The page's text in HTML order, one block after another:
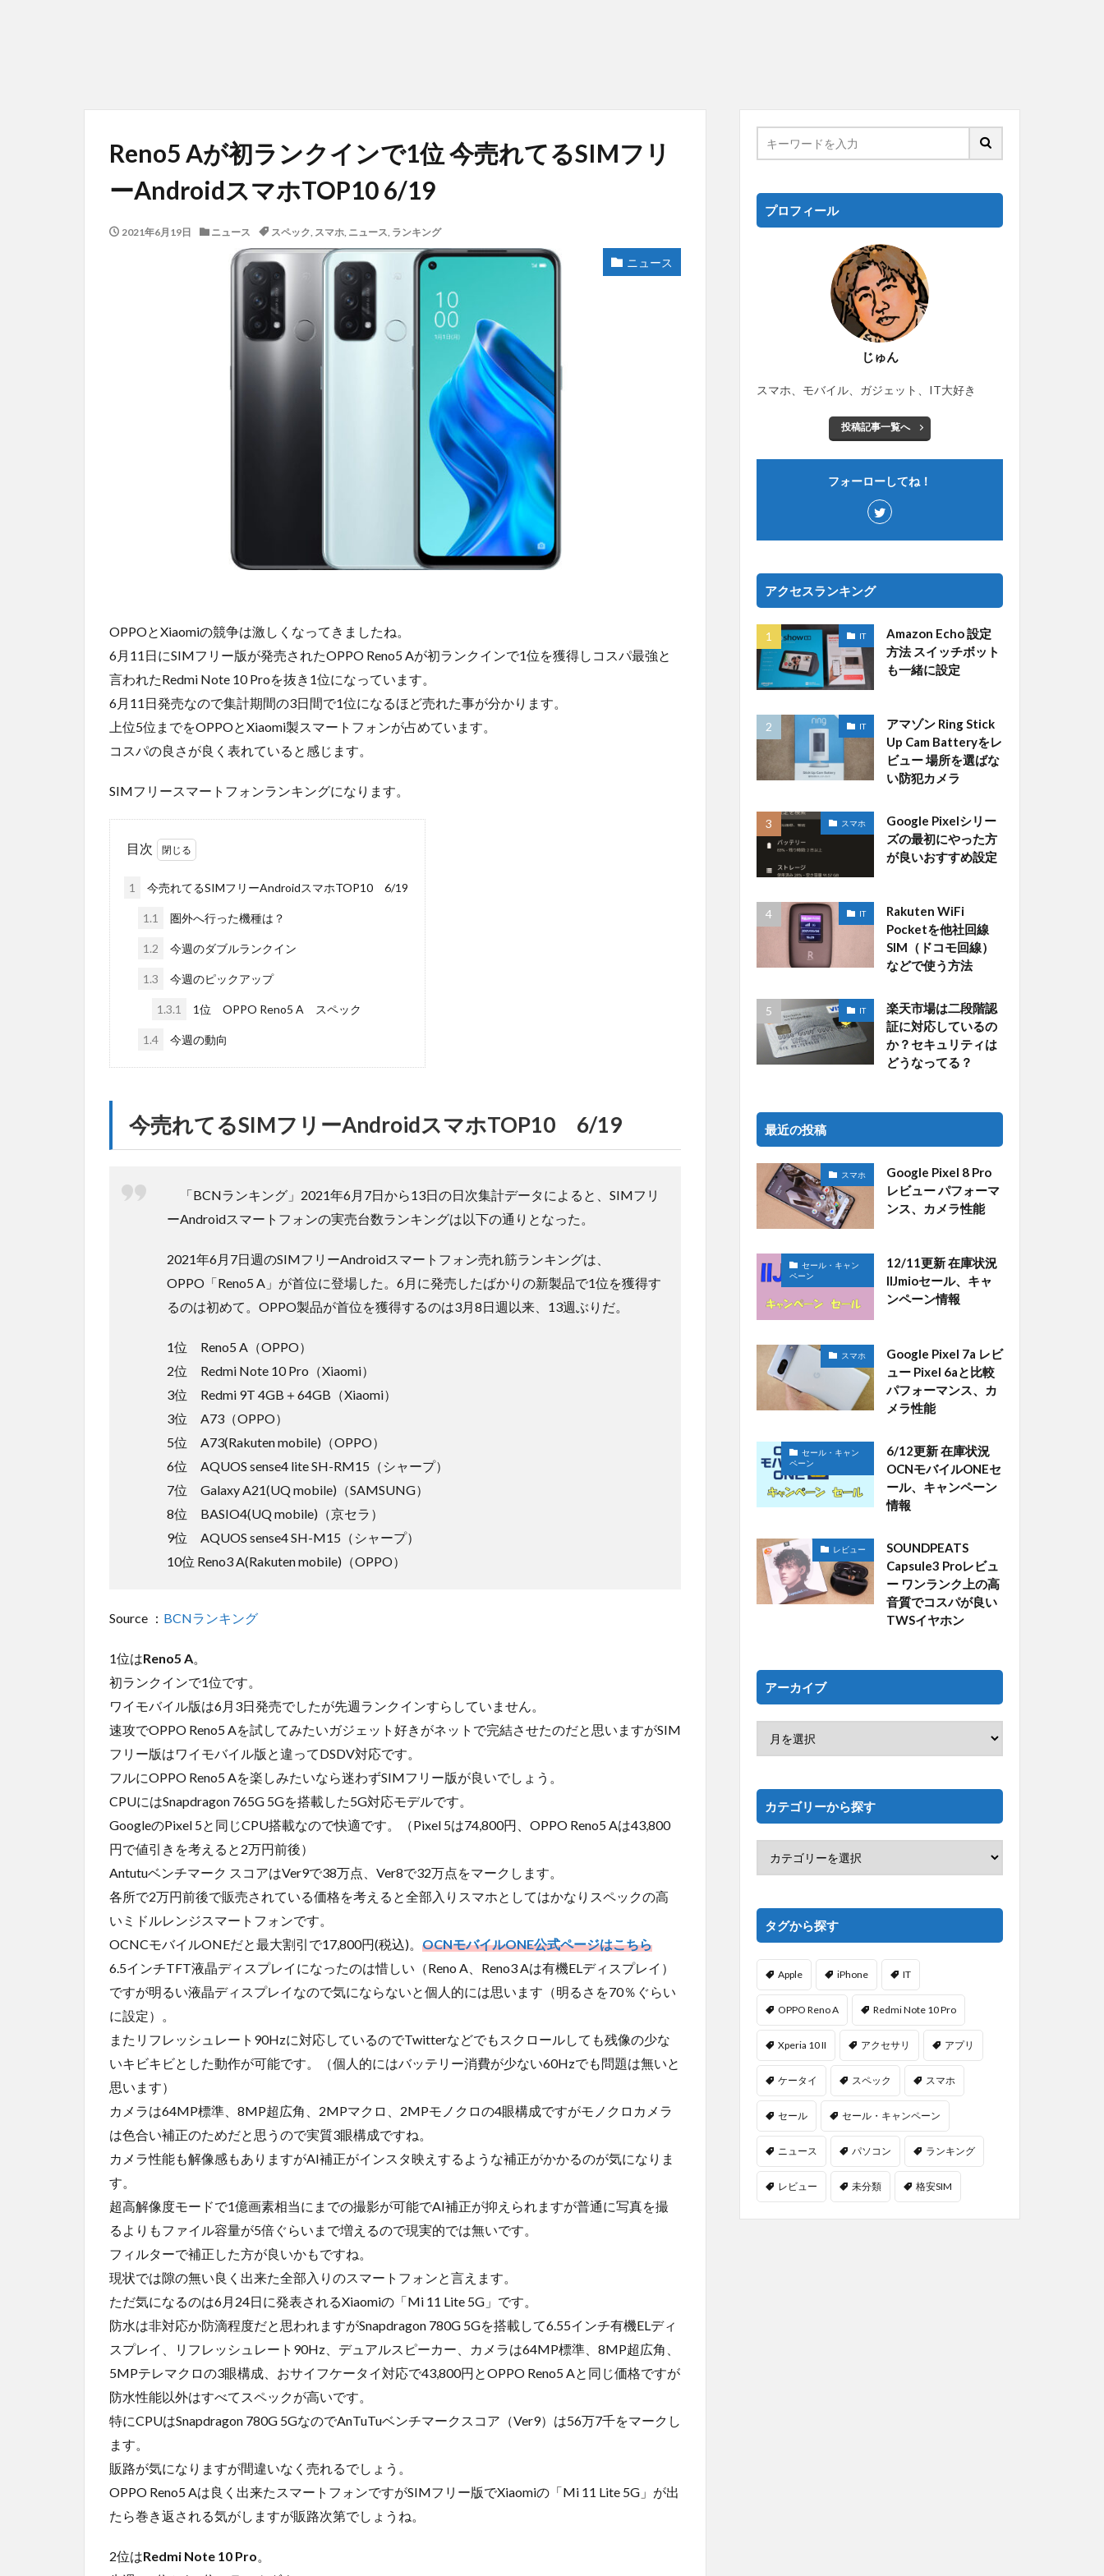
Reno5 Aが初ランクインで1位 今売れてるSIMフリ
ーAndroidスマホTOP10 6/19
2021年6月19日 ニュース スペック, スマホ, ニュース, ランキング
ニュース
OPPOとXiaomiの競争は激しくなってきましたね。
6月11日にSIMフリー版が発売されたOPPO Reno5 Aが初ランクインで1位を獲得しコスパ最強と
言われたRedmi Note 10 Proを抜き1位になっています。
6月11日発売なので集計期間の3日間で1位になるほど売れた事が分かります。
上位5位までをOPPOとXiaomi製スマートフォンが占めています。
コスパの良さが良く表れていると感じます。
SIMフリースマートフォンランキングになります。
目次
1 今売れてるSIMフリーAndroidスマホTOP10 6/19
1.1 圏外へ行った機種は？
1.2 今週のダブルランクイン
1.3 今週のピックアップ
1.3.1 1位 OPPO Reno5 A スペック
1.4 今週の動向
今売れてるSIMフリーAndroidスマホTOP10 6/19
「BCNランキング」2021年6月7日から13日の日次集計データによると、SIMフリ
ーAndroidスマートフォンの実売台数ランキングは以下の通りとなった。
2021年6月7日週のSIMフリーAndroidスマートフォン売れ筋ランキングは、
OPPO「Reno5 A」が首位に登場した。6月に発売したばかりの新製品で1位を獲得す
るのは初めて。OPPO製品が首位を獲得するのは3月8日週以来、13週ぶりだ。
1位 Reno5 A（OPPO）
2位 Redmi Note 10 Pro（Xiaomi）
3位 Redmi 9T 4GB＋64GB（Xiaomi）
3位 A73（OPPO）
5位 A73(Rakuten mobile)（OPPO）
6位 AQUOS sense4 lite SH-RM15（シャープ）
7位 Galaxy A21(UQ mobile)（SAMSUNG）
8位 BASIO4(UQ mobile)（京セラ）
9位 AQUOS sense4 SH-M15（シャープ）
10位 Reno3 A(Rakuten mobile)（OPPO）
Source ： BCNランキング
1位はReno5 A
初ランクインで1位です。
ワイモバイル版は6月3日発売でしたが先週ランクインすらしていません。
速攻でOPPO Reno5 Aを試してみたいガジェット好きがネットで完結させたのだと思いますがSIM
フリー版はワイモバイル版と違ってDSDV対応です。
フルにOPPO Reno5 Aを楽しみたいなら迷わずSIMフリー版が良いでしょう。
CPUにはSnapdragon 765G 5Gを搭載した5G対応モデルです。
GoogleのPixel 5と同じCPU搭載なので快適です。（Pixel 5は74,800円、OPPO Reno5 Aは43,800
円で値引きを考えると2万円前後）
Antutuベンチマーク スコアはVer9で38万点、Ver8で32万点をマークします。
各所で2万円前後で販売されている価格を考えると全部入りスマホとしてはかなりスペックの高
いミドルレンジスマートフォンです。
OCNCモバイルONEだと最大割引で17,800円(税込)。 OCNモバイルONE公式ページはこちら
6.5インチTFT液晶ディスプレイになったのは惜しい（Reno A、Reno3 Aは有機ELディスプレイ）
ですが明るい液晶ディスプレイなので気にならないと個人的には思います（明るさを70％ぐらい
に設定）。
またリフレッシュレート90Hzに対応しているのでTwitterなどでもスクロールしても残像の少な
いキビキビとした動作が可能です。（個人的にはバッテリー消費が少ない60Hzでも問題は無いと
思います）
カメラは64MP標準、8MP超広角、2MPマクロ、2MPモノクロの4眼構成ですがモノクロカメラ
は色合い補正のためだと思うので実質3眼構成ですね。
カメラ性能も解像感もありますがAI補正がインスタ映えするような補正がかかるのが気になりま
す。
超高解像度モードで1億画素相当にまでの撮影が可能でAI補正が抑えられますが普通に写真を撮
るよりもファイル容量が5倍ぐらいまで増えるので現実的では無いです。
フィルターで補正した方が良いかもですね。
現状では隙の無い良く出来た全部入りのスマートフォンと言えます。
ただ気になるのは6月24日に発表されるXiaomiの「Mi 11 Lite 5G」です。
防水は非対応か防滴程度だと思われますがSnapdragon 780G 5Gを搭載して6.55インチ有機ELディ
スプレイ、リフレッシュレート90Hz、デュアルスピーカー、カメラは64MP標準、8MP超広角、
5MPテレマクロの3眼構成、おサイフケータイ対応で43,800円とOPPO Reno5 Aと同じ価格ですが
防水性能以外はすべてスペックが高いです。
特にCPUはSnapdragon 780G 5GなのでAnTuTuベンチマークスコア（Ver9）は56万7千をマークし
ます。
販路が気になりますが間違いなく売れるでしょう。
OPPO Reno5 Aは良く出来たスマートフォンですがSIMフリー版でXiaomiの「Mi 11 Lite 5G」が出
たら巻き返される気がしますが販路次第でしょうね。
2位はRedmi Note 10 Pro
プロフィール
じゅん
スマホ、モバイル、ガジェット、IT大好き
投稿記事一覧へ
フォーローしてね！
アクセスランキング
IT
Amazon Echo 設定
方法 スイッチボット
も一緒に設定
IT
アマゾン Ring Stick
Up Cam Batteryをレ
ビュー 場所を選ばな
い防犯カメラ
スマホ
Google Pixelシリー
ズの最初にやった方
が良いおすすめ設定
IT
Rakuten WiFi
Pocketを他社回線
SIM（ドコモ回線）
などで使う方法
IT
楽天市場は二段階認
証に対応しているの
か？セキュリティは
どうなってる？
最近の投稿
スマホ
Google Pixel 8 Pro
レビュー パフォーマ
ンス、カメラ性能
セール・キャン
ペーン
12/11更新 在庫状況
IIJmioセール、キャ
ンペーン情報
スマホ
Google Pixel 7a レビ
ュー Pixel 6aと比較
パフォーマンス、カ
メラ性能
セール・キャン
ペーン
6/12更新 在庫状況
OCNモバイルONEセ
ール、キャンペーン
情報
レビュー
SOUNDPEATS
Capsule3 Proレビュ
ー ワンランク上の高
音質でコスパが良い
TWSイヤホン
アーカイブ
カテゴリーから探す
タグから探す
Apple iPhone IT
OPPO Reno A Redmi Note 10 Pro
Xperia 10 II アクセサリ アプリ
ケータイ スペック スマホ
セール セール・キャンペーン
ニュース パソコン ランキング
レビュー 未分類 格安SIM